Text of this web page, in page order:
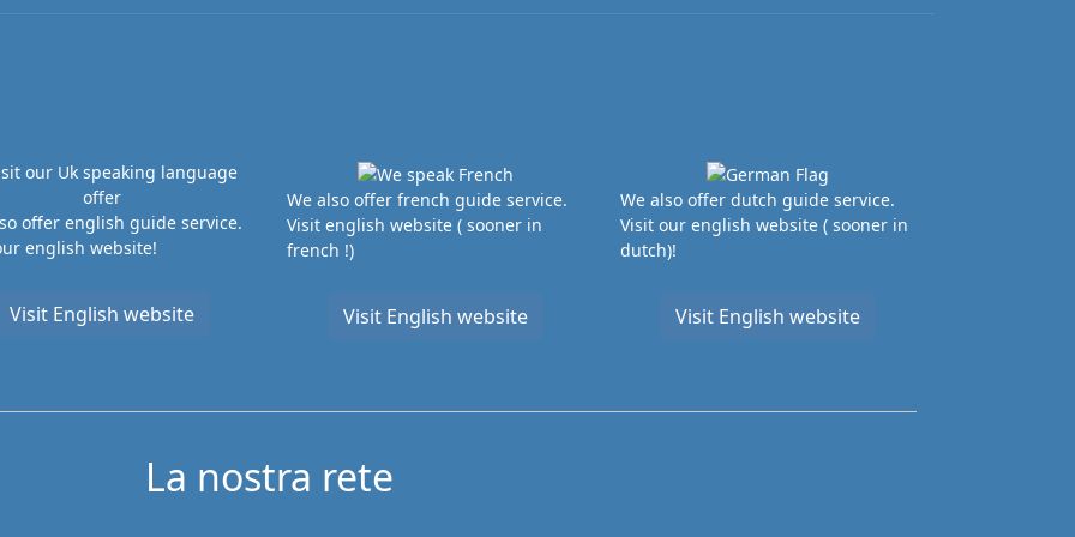
offer english guide service.
english website!
Visit English website
We also offer french guide service.
Visit english website ( sooner in
french !)
Visit English website
We also offer dutch guide service.
Visit our english website ( sooner in
dutch)!
Visit English website
La nostra rete